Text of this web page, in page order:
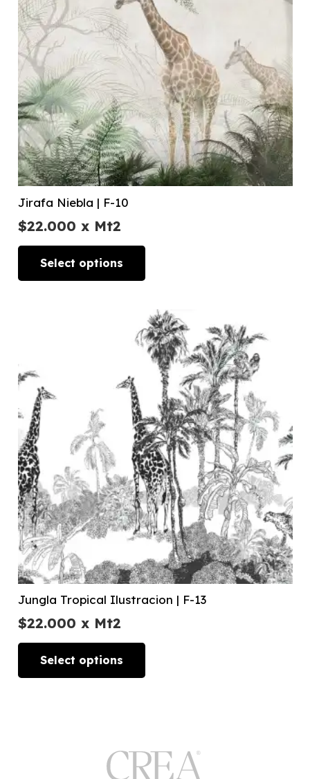
Jirafa Niebla | F-10
$22.000 x Mt2
Select options
Jungla Tropical Ilustracion | F-13
$22.000 x Mt2
Select options